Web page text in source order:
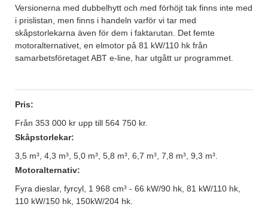
Versionerna med dubbelhytt och med förhöjt tak finns inte med
i prislistan, men finns i handeln varför vi tar med
skåpstorlekarna även för dem i faktarutan. Det femte
motoralternativet, en elmotor på 81 kW/110 hk från
samarbetsföretaget ABT e-line, har utgått ur programmet.
Pris:
Från 353 000 kr upp till 564 750 kr.
Skåpstorlekar:
3,5 m³, 4,3 m³, 5,0 m³, 5,8 m³, 6,7 m³, 7,8 m³, 9,3 m³.
Motoralternativ:
Fyra dieslar, fyrcyl, 1 968 cm³ - 66 kW/90 hk, 81 kW/110 hk,
110 kW/150 hk, 150kW/204 hk.